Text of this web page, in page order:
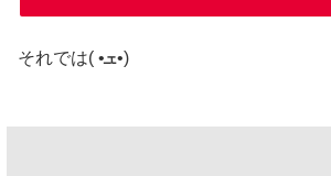
それでは( •ܫ•)